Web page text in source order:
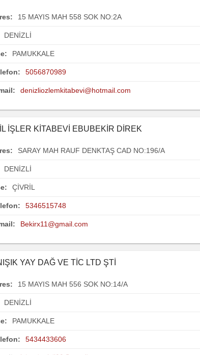
15 MAYIS MAH 558 SOK NO:2A
DENİZLİ
PAMUKKALE
5056870989
denizliozlemkitabevi@hotmail.com
İŞLER KİTABEVİ EBUBEKİR DİREK
SARAY MAH RAUF DENKTAŞ CAD NO:196/A
DENİZLİ
ÇİVRİL
5346515748
Bekirx11@gmail.com
YAY DAĞ VE TİC LTD ŞTİ
15 MAYIS MAH 556 SOK NO:14/A
DENİZLİ
PAMUKKALE
5434433606